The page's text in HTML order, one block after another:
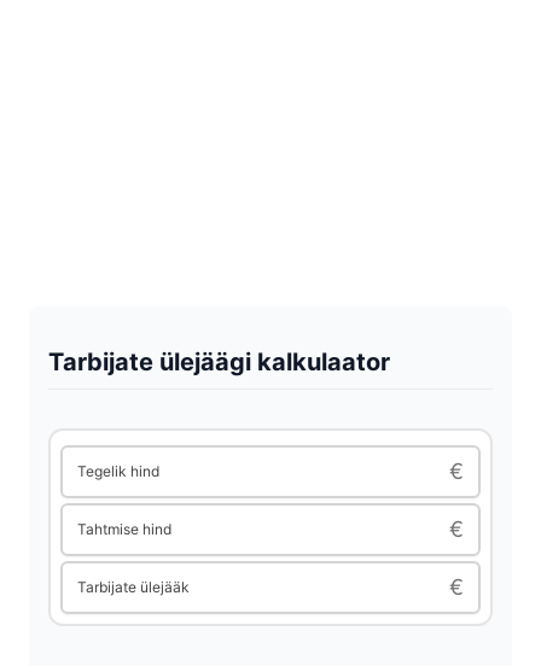
Tarbijate ülejäägi kalkulaator
Tegelik hind €
Tahtmise hind €
Tarbijate ülejääk €